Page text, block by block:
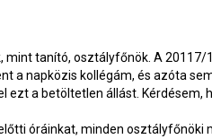
mint tanító, osztályfőnök. A
a napközis kollégám, és azóta
ezt a betöltetlen állást. Kérdésem,
óráinkat, minden